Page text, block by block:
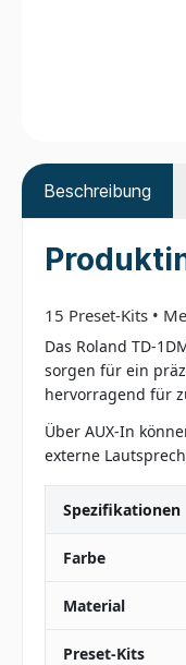
Beschreibung
15 Preset-Kits •
Das Roland TD-
sorgen für ein
hervorragend für
Über AUX-In
externe
Spezifikationen
Farbe
Material
Preset-Kits